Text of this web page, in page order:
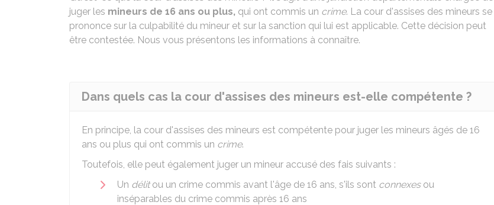
juger les mineurs de 16 ans ou plus, qui ont commis un crime. La cour d'assises des mineurs se
prononce sur la culpabilité du mineur et sur la sanction qui lui est applicable. Cette décision peut
être contestée. Nous vous présentons les informations à connaître.
Dans quels cas la cour d'assises des mineurs est-elle compétente ?
En principe, la cour d'assises des mineurs est compétente pour juger les mineurs âgés de 16
ans ou plus qui ont commis un crime.
Toutefois, elle peut également juger un mineur accusé des fais suivants :
Un délitou un crime commis avant l'âge de 16 ans, s'ils sont connexesou
inséparables du crime commis après 16 ans